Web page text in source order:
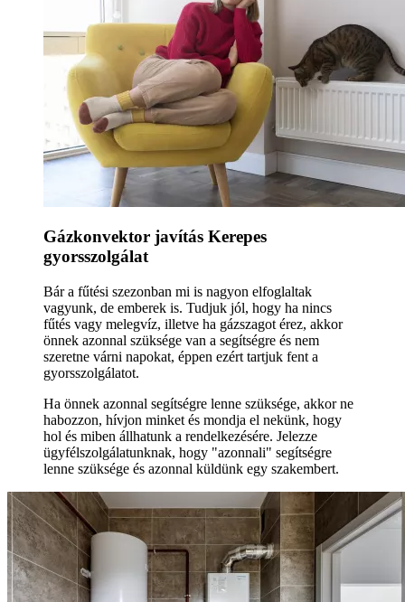
Gázkonvektor javítás Kerepes
gyorsszolgálat
Bár a fűtési szezonban mi is nagyon elfoglaltak
vagyunk, de emberek is. Tudjuk jól, hogy ha nincs
fűtés vagy melegvíz, illetve ha gázszagot érez, akkor
önnek azonnal szüksége van a segítségre és nem
szeretne várni napokat, éppen ezért tartjuk fent a
gyorsszolgálatot.
Ha önnek azonnal segítségre lenne szüksége, akkor ne
habozzon, hívjon minket és mondja el nekünk, hogy
hol és miben állhatunk a rendelkezésére. Jelezze
ügyfélszolgálatunknak, hogy "azonnali" segítségre
lenne szüksége és azonnal küldünk egy szakembert.